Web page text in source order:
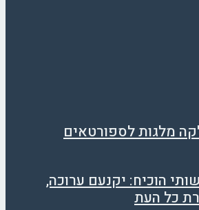
מלגות לספורטאים
הוכיח: יקנעם ערוכה,
כל העת